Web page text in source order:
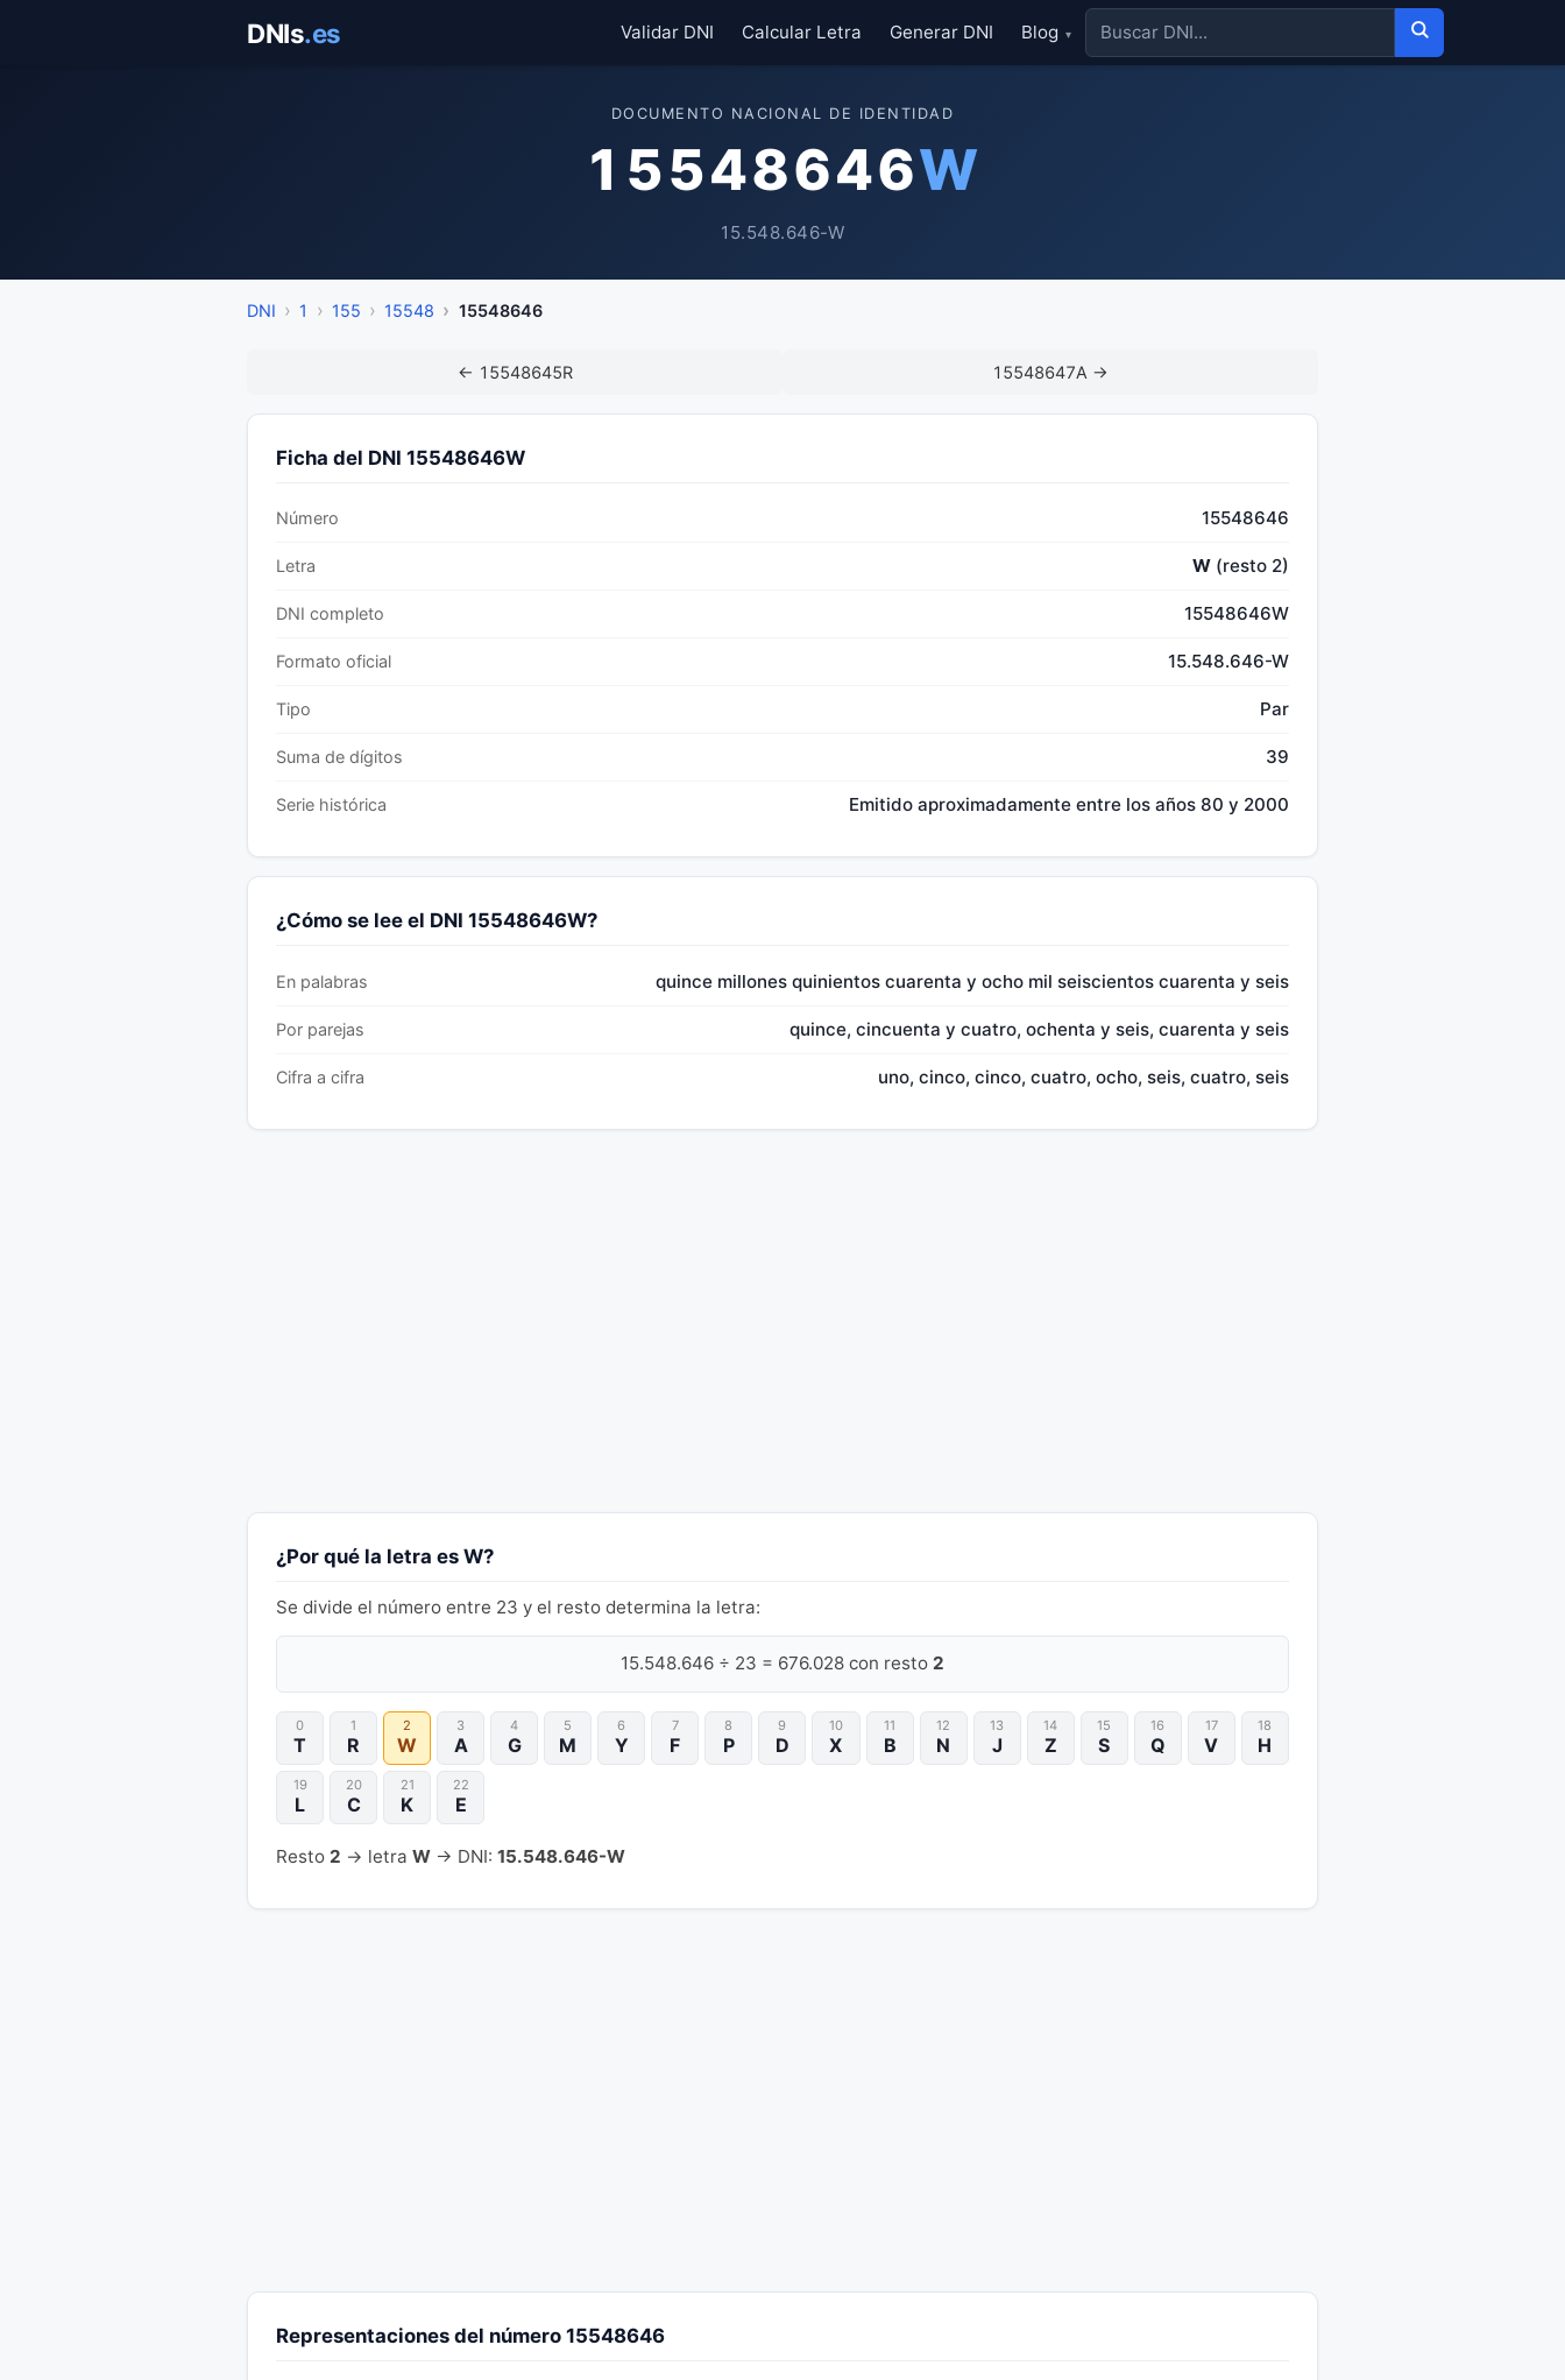
DNIs.es Validar DNI Calcular Letra Generar DNI Blog ▾
DOCUMENTO NACIONAL DE IDENTIDAD
15548646W
15.548.646-W
DNI 1 155 15548 15548646
← 15548645R 15548647A →
Ficha del DNI 15548646W
Número 15548646
Letra W (resto 2)
DNI completo 15548646W
Formato oficial 15.548.646-W
Tipo Par
Suma de dígitos 39
Serie histórica Emitido aproximadamente entre los años 80 y 2000
¿Cómo se lee el DNI 15548646W?
En palabras quince millones quinientos cuarenta y ocho mil seiscientos cuarenta y seis
Por parejas quince, cincuenta y cuatro, ochenta y seis, cuarenta y seis
Cifra a cifra uno, cinco, cinco, cuatro, ocho, seis, cuatro, seis
¿Por qué la letra es W?
Se divide el número entre 23 y el resto determina la letra:
15.548.646 ÷ 23 = 676.028 con resto 2
0
T
1
R
2
W
3
A
4
G
5
M
6
Y
7
F
8
P
9
D
10
X
11
B
12
N
13
J
14
Z
15
S
16
Q
17
V
18
H
19
L
20
C
21
K
22
E
Resto 2 → letra W → DNI: 15.548.646-W
Representaciones del número 15548646